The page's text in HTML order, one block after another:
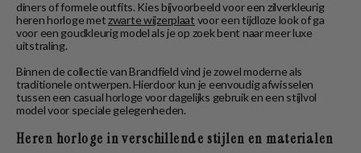
diners of formele outfits. Kies bijvoorbeeld voor een zilverkleurig
heren horloge metzwarte wijzerplaat voor een tijdloze look of ga
voor een goudkleurig model als je op zoek bent naar meer luxe
uitstraling.
Binnen de collectie van Brandfield vind je zowel moderne als
traditionele ontwerpen. Hierdoor kun je eenvoudig afwisselen
tussen een casual horloge voor dagelijks gebruik en een stijlvol
model voor speciale gelegenheden.
Heren horloge in verschillende stijlen en materialen